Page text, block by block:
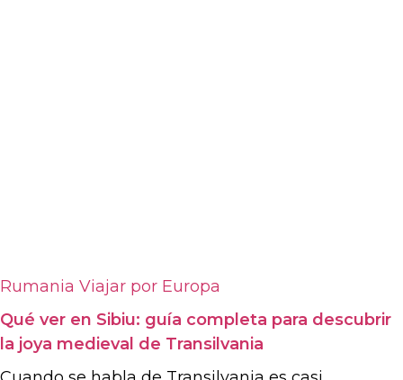
Rumania Viajar por Europa
Qué ver en Sibiu: guía completa para descubrir
la joya medieval de Transilvania